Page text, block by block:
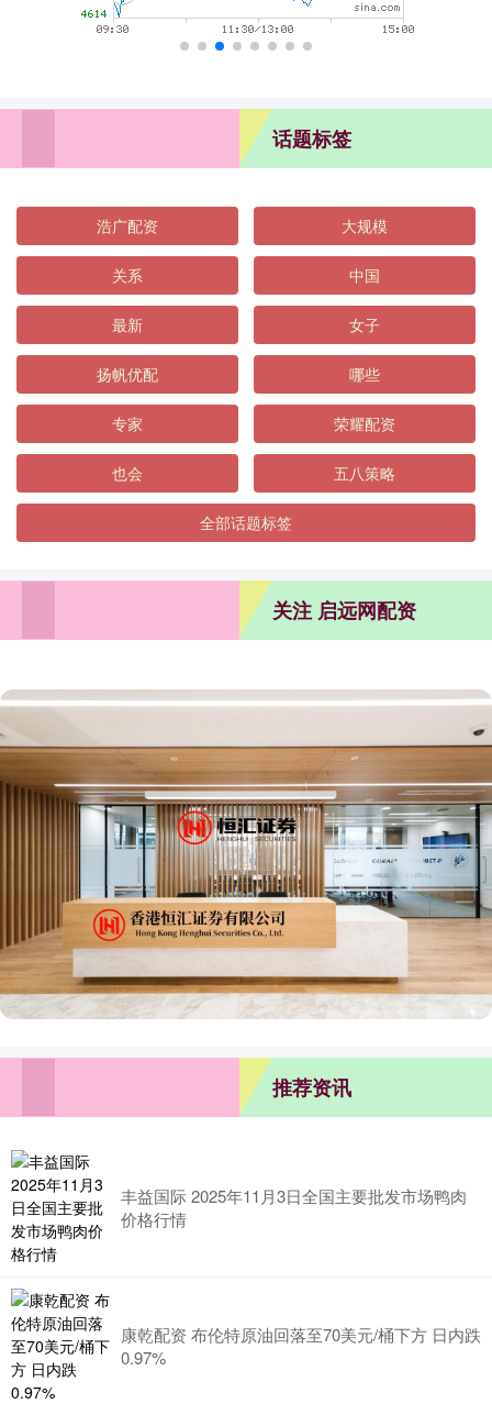
话题标签
浩广配资 大规模
关系 中国
最新 女子
扬帆优配 哪些
专家 荣耀配资
也会 五八策略
全部话题标签
关注 启远网配资
推荐资讯
丰益国际 2025年11月3日全国主要批发市场鸭肉
价格行情
康乾配资 布伦特原油回落至70美元/桶下方 日内跌
0.97%